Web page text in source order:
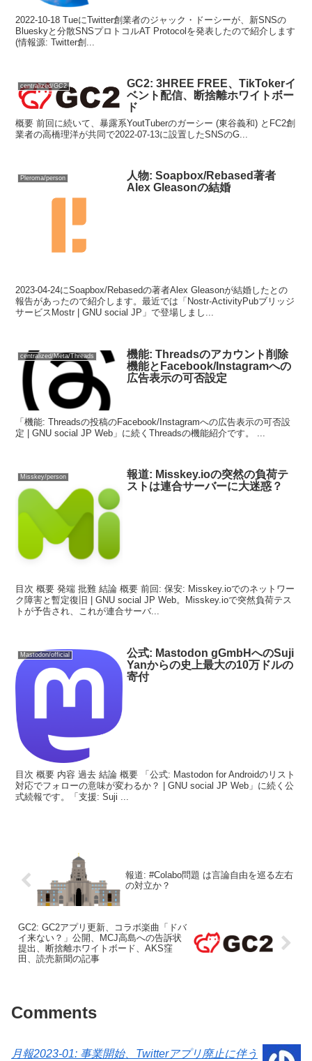
2022-10-18 TueにTwitter創業者のジャック・ドーシーが、新SNSの
Blueskyと分散SNSプロトコルAT Protocolを発表したので紹介します
(情報源: Twitter創...
centralized/GC2
GC2: 3HREE FREE、TikTokerイ
ベント配信、断捨離ホワイトボー
ド
概要 前回に続いて、暴露系YoutTuberのガーシー (東谷義和) とFC2創
業者の高橋理洋が共同で2022-07-13に設置したSNSのG...
Pleroma/person
人物: Soapbox/Rebased著者
Alex Gleasonの結婚
2023-04-24にSoapbox/Rebasedの著者Alex Gleasonが結婚したとの
報告があったので紹介します。最近では「Nostr-ActivityPubブリッジ
サービスMostr | GNU social JP」で登場しまし...
centralized/Meta/Threads
機能: Threadsのアカウント削除
機能とFacebook/Instagramへの
広告表示の可否設定
「機能: Threadsの投稿のFacebook/Instagramへの広告表示の可否設
定 | GNU social JP Web」に続くThreadsの機能紹介です。 ...
Misskey/person
報道: Misskey.ioの突然の負荷テ
ストは連合サーバーに大迷惑？
目次 概要 発端 批難 結論 概要 前回: 保安: Misskey.ioでのネットワー
ク障害と暫定復旧 | GNU social JP Web。Misskey.ioで突然負荷テス
トが予告され、これが連合サーバ...
Mastodon/official
公式: Mastodon gGmbHへのSuji
Yanからの史上最大の10万ドルの
寄付
目次 概要 内容 過去 結論 概要 「公式: Mastodon for Androidのリスト
対応でフォローの意味が変わるか？ | GNU social JP Web」に続く公
式続報です。「支援: Suji ...
報道: #Colabo問題 は言論自由を巡る左右
の対立か？
GC2: GC2アプリ更新、コラボ楽曲「ドバ
イ来ない？」公開、MCJ高島への告訴状
提出、断捨離ホワイトボード、AKS窪
田、読売新聞の記事
Comments
月報2023-01: 事業開始、Twitterアプリ廃止に伴う